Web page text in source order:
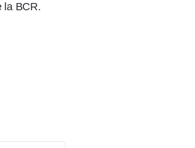
la BCR.